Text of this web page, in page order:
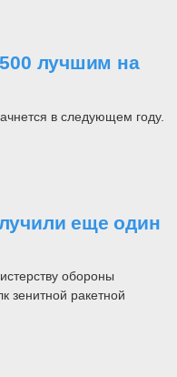
лучшим на
в следующем году.
еще один
обороны
зенитной ракетной